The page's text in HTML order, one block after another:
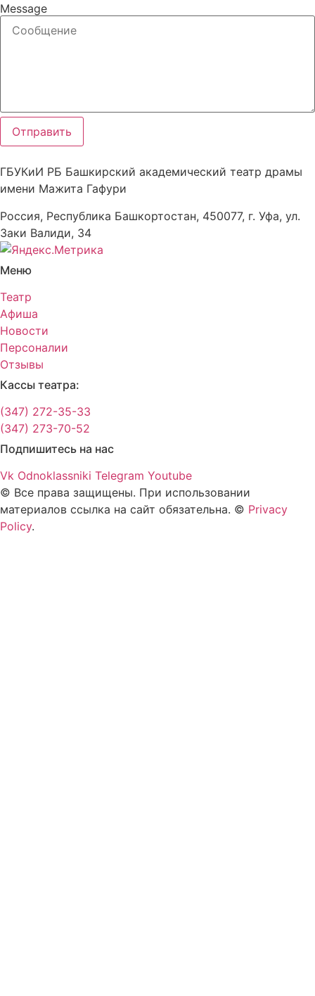
Message
Отправить
ГБУКиИ РБ Башкирский академический театр драмы
имени Мажита Гафури
Россия, Республика Башкортостан, 450077, г. Уфа, ул.
Заки Валиди, 34
Меню
Театр
Афиша
Новости
Персоналии
Отзывы
Кассы театра:
(347) 272-35-33
(347) 273-70-52
Подпишитесь на нас
Vk Odnoklassniki Telegram Youtube
© Все права защищены. При использовании
материалов ссылка на сайт обязательна. © Privacy
Policy.